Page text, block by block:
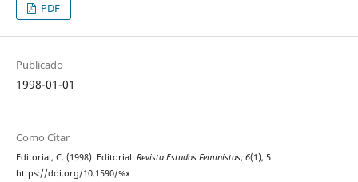
PDF
Publicado
1998-01-01
Como Citar
Editorial, C. (1998). Editorial. Revista Estudos Feministas, 6(1), 5.
https://doi.org/10.1590/%x